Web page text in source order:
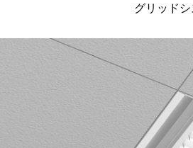
グリッド